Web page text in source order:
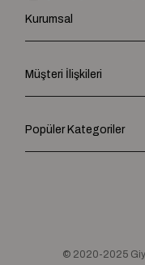
Kurumsal
Müşteri İlişkileri
Popüler Kategoriler
© 2020-2025